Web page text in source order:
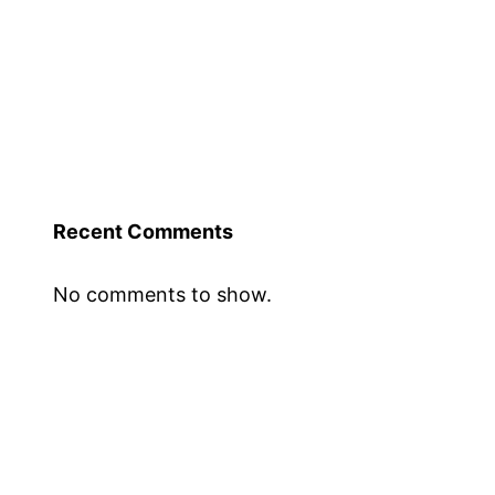
Recent Comments
No comments to show.